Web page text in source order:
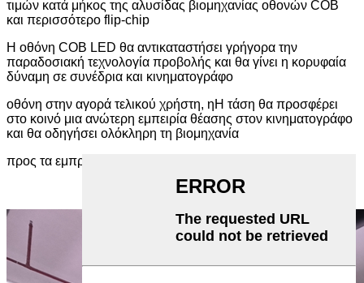
τιμών κατά μήκος της αλυσίδας βιομηχανίας οθονών COB
και περισσότερο flip-chip
Η οθόνη COB LED θα αντικαταστήσει γρήγορα την
παραδοσιακή τεχνολογία προβολής και θα γίνει η κορυφαία
δύναμη σε συνέδρια και κινηματογράφο
οθόνη στην αγορά τελικού χρήστη, ηΗ τάση θα προσφέρει
στο κοινό μια ανώτερη εμπειρία θέασης στον κινηματογράφο
και θα οδηγήσει ολόκληρη τη βιομηχανία
προς τα εμπρός.